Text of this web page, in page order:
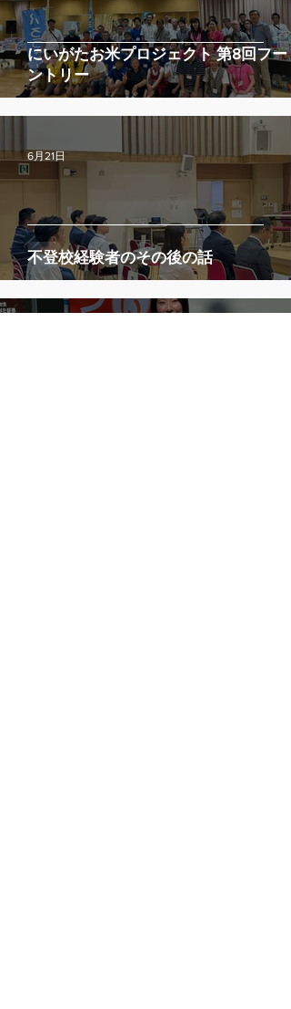
にいがたお米プロジェクト 第8回フー
ントリー
不登校経験者のその後の話
6月21日